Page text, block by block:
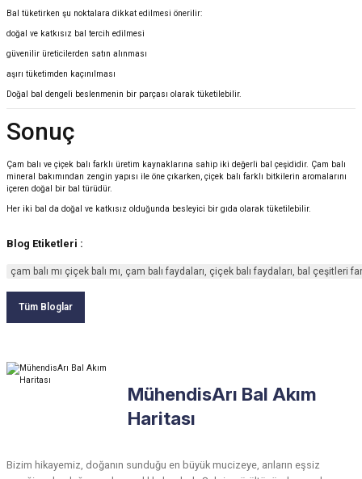
Bal tüketirken şu noktalara dikkat edilmesi önerilir:
doğal ve katkısız bal tercih edilmesi
güvenilir üreticilerden satın alınması
aşırı tüketimden kaçınılması
Doğal bal dengeli beslenmenin bir parçası olarak tüketilebilir.
Sonuç
Çam balı ve çiçek balı farklı üretim kaynaklarına sahip iki değerli bal çeşididir. Çam balı
mineral bakımından zengin yapısı ile öne çıkarken, çiçek balı farklı bitkilerin aromalarını
içeren doğal bir bal türüdür.
Her iki bal da doğal ve katkısız olduğunda besleyici bir gıda olarak tüketilebilir.
Blog Etiketleri :
çam balı mı çiçek balı mı, çam balı faydaları, çiçek balı faydaları, bal çeşitleri
Tüm Bloglar
MühendisArı Bal Akım
Haritası
Bizim hikayemiz, doğanın sunduğu en büyük mucizeye, arıların eşsiz